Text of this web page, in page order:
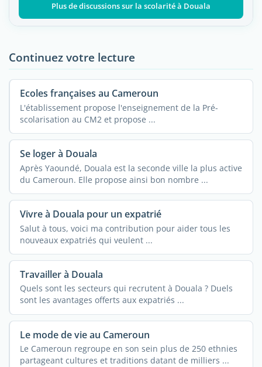
Plus de discussions sur la scolarité à Douala
Continuez votre lecture
Ecoles françaises au Cameroun
L'établissement propose l'enseignement de la Pré-
scolarisation au CM2 et propose ...
Se loger à Douala
Après Yaoundé, Douala est la seconde ville la plus active
du Cameroun. Elle propose ainsi bon nombre ...
Vivre à Douala pour un expatrié
Salut à tous, voici ma contribution pour aider tous les
nouveaux expatriés qui veulent ...
Travailler à Douala
Quels sont les secteurs qui recrutent à Douala ? Duels
sont les avantages offerts aux expatriés ...
Le mode de vie au Cameroun
Le Cameroun regroupe en son sein plus de 250 ethnies
partageant cultures et traditions datant de milliers ...